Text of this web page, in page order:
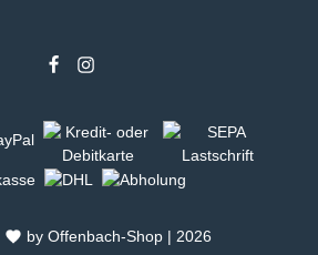
by Offenbach-Shop | 2026